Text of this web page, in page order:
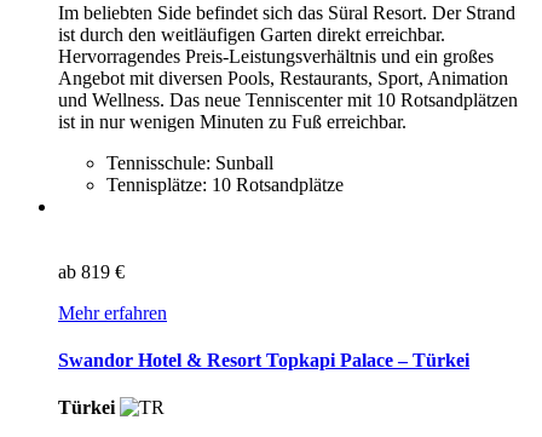
Im beliebten Side befindet sich das Süral Resort. Der Strand
ist durch den weitläufigen Garten direkt erreichbar.
Hervorragendes Preis-Leistungsverhältnis und ein großes
Angebot mit diversen Pools, Restaurants, Sport, Animation
und Wellness. Das neue Tenniscenter mit 10 Rotsandplätzen
ist in nur wenigen Minuten zu Fuß erreichbar.
Tennisschule: Sunball
Tennisplätze: 10 Rotsandplätze
ab 819 €
Mehr erfahren
Swandor Hotel & Resort Topkapi Palace – Türkei
Türkei